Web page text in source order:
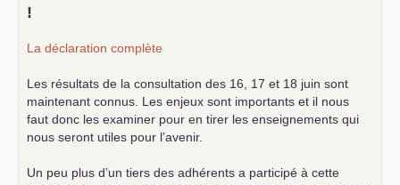
!
La déclaration complète
Les résultats de la consultation des 16, 17 et 18 juin sont
maintenant connus. Les enjeux sont importants et il nous
faut donc les examiner pour en tirer les enseignements qui
nous seront utiles pour l’avenir.
Un peu plus d’un tiers des adhérents a participé à cette